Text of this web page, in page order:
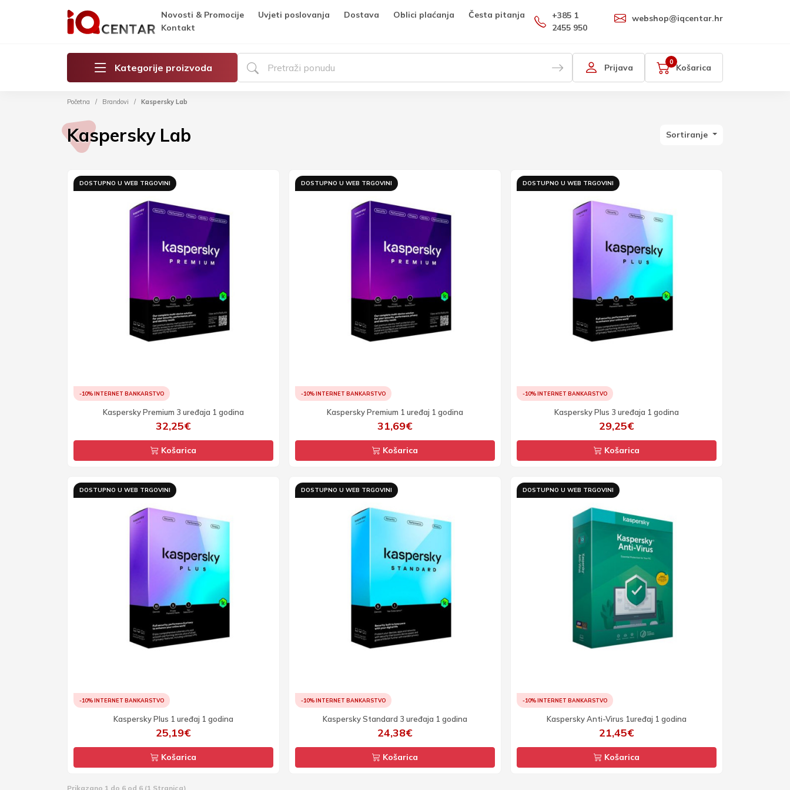
Novosti & Promocije Uvjeti poslovanja Dostava Oblici plaćanja
Česta pitanja
Kontakt
+385 1
2455 950
webshop@iqcentar.hr
Kategorije proizvoda Prijava Košarica
0
Početna Brandovi Kaspersky Lab
Kaspersky Lab Sortiranje
DOSTUPNO U WEB TRGOVINI
-10% INTERNET BANKARSTVO
Kaspersky Premium 3 uređaja 1 godina
32,25€
Košarica
DOSTUPNO U WEB TRGOVINI
-10% INTERNET BANKARSTVO
Kaspersky Premium 1 uređaj 1 godina
31,69€
Košarica
DOSTUPNO U WEB TRGOVINI
-10% INTERNET BANKARSTVO
Kaspersky Plus 3 uređaja 1 godina
29,25€
Košarica
DOSTUPNO U WEB TRGOVINI
-10% INTERNET BANKARSTVO
Kaspersky Plus 1 uređaj 1 godina
25,19€
Košarica
DOSTUPNO U WEB TRGOVINI
-10% INTERNET BANKARSTVO
Kaspersky Standard 3 uređaja 1 godina
24,38€
Košarica
DOSTUPNO U WEB TRGOVINI
-10% INTERNET BANKARSTVO
Kaspersky Anti-Virus 1uređaj 1 godina
21,45€
Košarica
Prikazano 1 do 6 od 6 (1 Stranica)